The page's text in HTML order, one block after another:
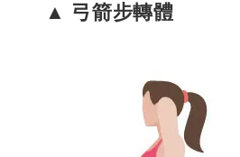
▲ 弓箭步轉體